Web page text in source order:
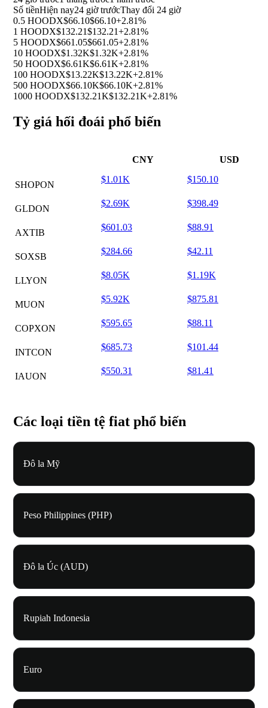
Số tiềnHiện nay24 giờ trướcThay đổi 24 giờ
0.5 HOODX$66.10$66.10+2.81%
1 HOODX$132.21$132.21+2.81%
5 HOODX$661.05$661.05+2.81%
10 HOODX$1.32K$1.32K+2.81%
50 HOODX$6.61K$6.61K+2.81%
100 HOODX$13.22K$13.22K+2.81%
500 HOODX$66.10K$66.10K+2.81%
1000 HOODX$132.21K$132.21K+2.81%
Tỷ giá hối đoái phổ biến
CNY USD
SHOPON
$1.01K $150.10
GLDON
$2.69K $398.49
AXTIB
$601.03 $88.91
SOXSB
$284.66 $42.11
LLYON
$8.05K $1.19K
MUON
$5.92K $875.81
COPXON
$595.65 $88.11
INTCON
$685.73 $101.44
IAUON
$550.31 $81.41
Các loại tiền tệ fiat phổ biến
Đô la Mỹ
Peso Philippines (PHP)
Đô la Úc (AUD)
Rupiah Indonesia
Euro